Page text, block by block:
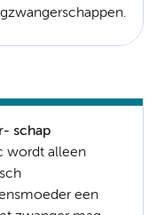
schap
wordt alleen
een